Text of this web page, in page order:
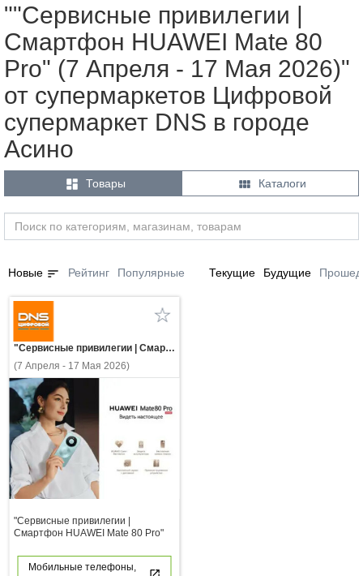
""Сервисные привилегии |
Смартфон HUAWEI Mate 80
Pro" (7 Апреля - 17 Мая 2026)"
от супермаркетов Цифровой
супермаркет DNS в городе
Асино
 Товары  Каталоги
Новые sort Рейтинг Популярные Текущие Будущие
"Сервисные привилегии | Смартфон HUAWEI Mate 80 Pro"
(7 Апреля - 17 Мая 2026)
"Сервисные привилегии |
Смартфон HUAWEI Mate 80 Pro"
Мобильные телефоны,